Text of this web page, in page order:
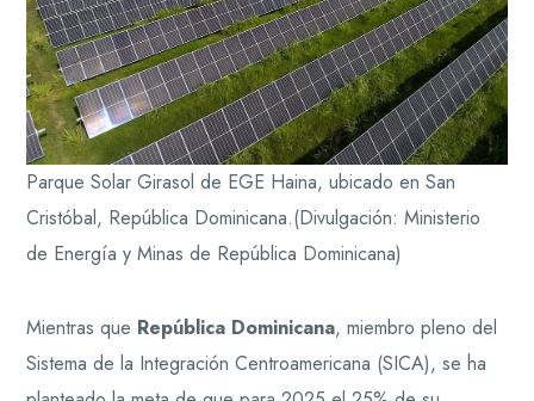
Parque Solar Girasol de EGE Haina, ubicado en San
Cristóbal, República Dominicana.(Divulgación: Ministerio
de Energía y Minas de República Dominicana)
Mientras que República Dominicana, miembro pleno del
Sistema de la Integración Centroamericana (SICA), se ha